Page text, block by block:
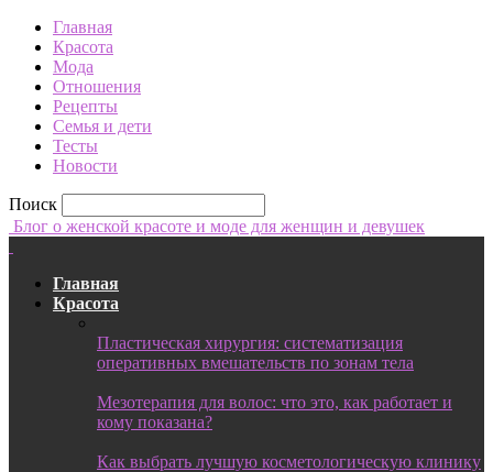
Главная
Красота
Мода
Отношения
Рецепты
Семья и дети
Тесты
Новости
Поиск
Блог о женской красоте и моде для женщин и девушек
Главная
Красота
Пластическая хирургия: систематизация
оперативных вмешательств по зонам тела
Мезотерапия для волос: что это, как работает и
кому показана?
Как выбрать лучшую косметологическую клинику